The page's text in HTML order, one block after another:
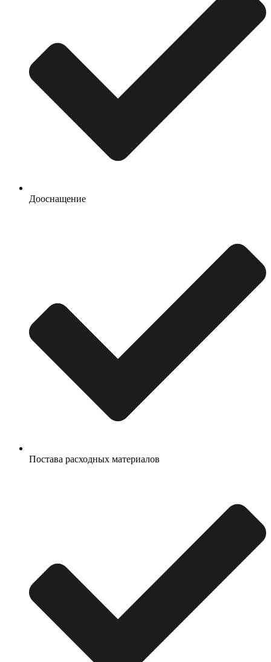
Дооснащение
Постава расходных материалов